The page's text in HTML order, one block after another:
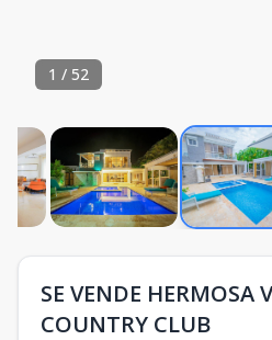
1 / 52
SE VENDE HERMOSA
COUNTRY CLUB